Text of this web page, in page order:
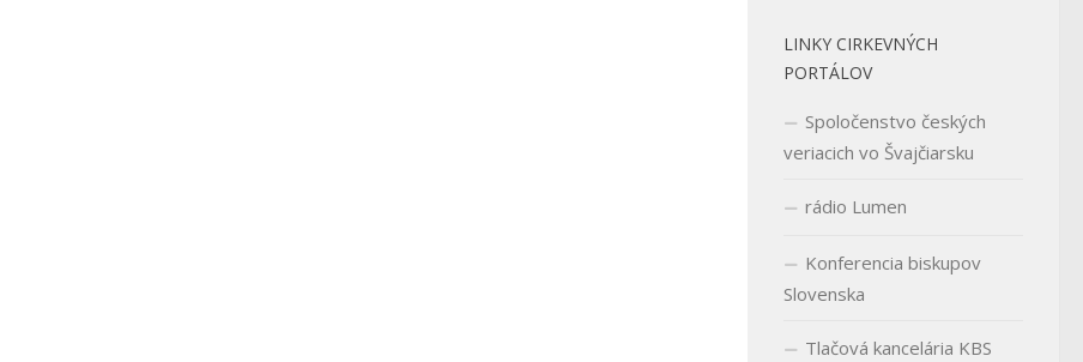
LINKY CIRKEVNÝCH
PORTÁLOV
Spoločenstvo českých
veriacich vo Švajčiarsku
rádio Lumen
Konferencia biskupov
Slovenska
Tlačová kancelária KBS